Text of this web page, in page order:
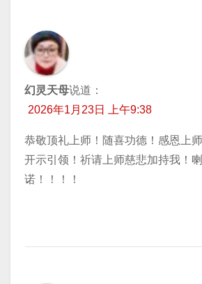
幻灵天母说道：
2026年1月23日 上午9:38
恭敬顶礼上师！随喜功德！感恩上
开示引领！祈请上师慈悲加持我！
诺！！！！